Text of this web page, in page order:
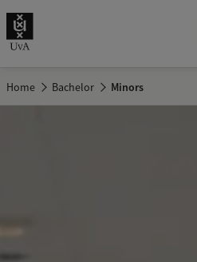
Home Bachelor Minors